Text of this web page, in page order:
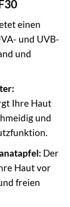
einen
und UVB-
und
Ihre Haut
und
Der
Haut vor
freien